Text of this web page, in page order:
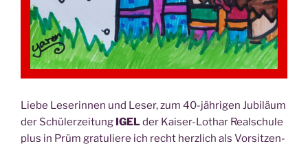
Lie­be Lese­rin­nen und Leser, zum 40-jäh­ri­gen Jubi­lä­um
der Schü­ler­zei­tung IGEL der Kai­ser-Lothar Real­schu­le
plus in Prüm gra­tu­lie­re ich recht herz­lich als Vor­sit­zen­